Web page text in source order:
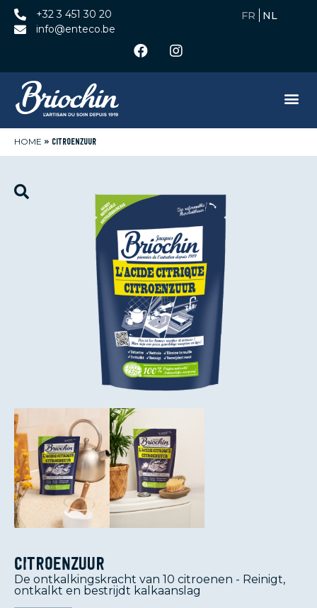
+32 3 451 30 20
info@enteco.be
HOME » CITROENZUUR
Citroenzuur
De ontkalkingskracht van 10 citroenen - Reinigt,
ontkalkt en bestrijdt kalkaanslag